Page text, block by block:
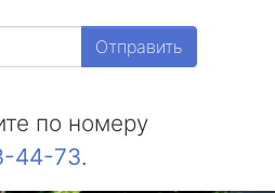
Отправить
по номеру
44-73.